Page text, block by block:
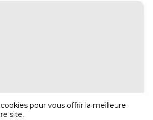
pour vous offrir la meilleure
site.